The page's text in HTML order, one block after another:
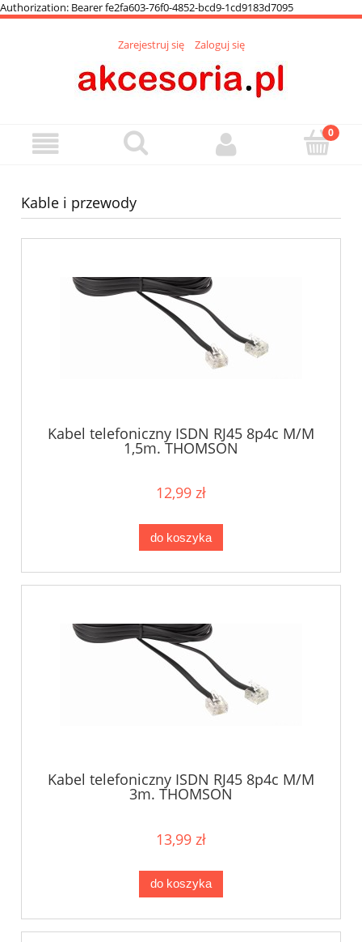
Authorization: Bearer fe2fa603-76f0-4852-bcd9-1cd9183d7095
Zarejestruj się Zaloguj się
Kable i przewody
Kabel telefoniczny ISDN RJ45 8p4c M/M
1,5m. THOMSON
12,99 zł
do koszyka
Kabel telefoniczny ISDN RJ45 8p4c M/M
3m. THOMSON
13,99 zł
do koszyka